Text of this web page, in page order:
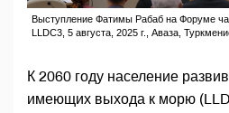
Выступление Фатимы Рабаб на Форуме
LLDC3, 5 августа, 2025 г., Аваза,
К 2060 году население
имеющих выхода к морю